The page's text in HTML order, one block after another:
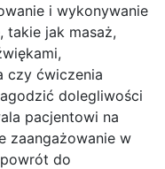
i wykonywanie
takie jak masaż,
czy ćwiczenia
dolegliwości
pacjentowi na
zaangażowanie w
do